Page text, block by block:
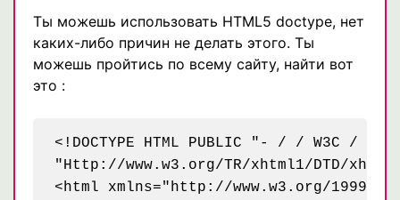
Ты можешь использовать HTML5 doctype, нет
каких-либо причин не делать этого. Ты
можешь пройтись по всему сайту, найти вот
это :
<!DOCTYPE HTML PUBLIC "- / / W3C / /
"Http://www.w3.org/TR/xhtml1/DTD/